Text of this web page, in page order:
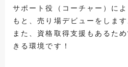
サポート役（コーチャー）に
もと、売り場デビューをします
また、資格取得支援もあるた
きる環境です！